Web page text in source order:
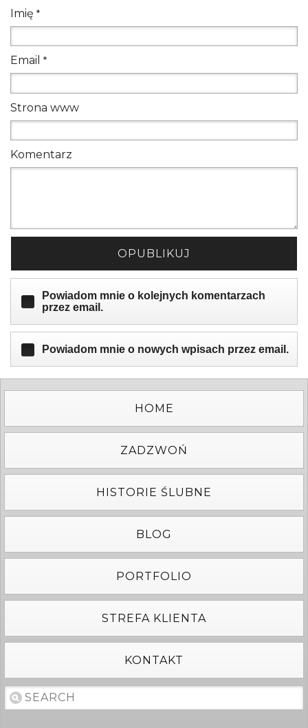
Imię *
Email *
Strona www
Komentarz
OPUBLIKUJ
Powiadom mnie o kolejnych komentarzach
przez email.
Powiadom mnie o nowych wpisach przez email.
HOME
ZADZWOŃ
HISTORIE ŚLUBNE
BLOG
PORTFOLIO
STREFA KLIENTA
KONTAKT